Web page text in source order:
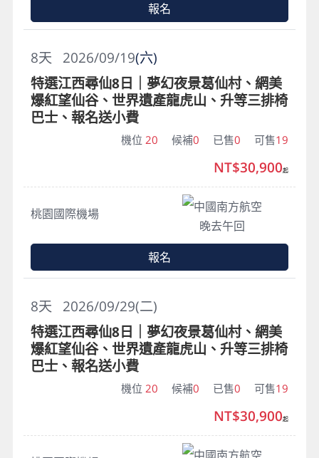
報名
2026/09/19(六)
8天
特選江西尋仙8日｜夢幻夜景葛仙村、網美
爆紅望仙谷、世界遺產龍虎山、升等三排椅
巴士、報名送小費
機位 20 候補0 已售0 可售19
桃園國際機場
中國南方航空
晚去午回
NT$30,900起
報名
2026/09/29(二)
8天
特選江西尋仙8日｜夢幻夜景葛仙村、網美
爆紅望仙谷、世界遺產龍虎山、升等三排椅
巴士、報名送小費
機位 20 候補0 已售0 可售19
NT$30,900起